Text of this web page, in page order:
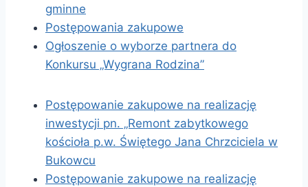
gminne
Postępowania zakupowe
Ogłoszenie o wyborze partnera do
Konkursu „Wygrana Rodzina”
Postępowanie zakupowe na realizację
inwestycji pn. „Remont zabytkowego
kościoła p.w. Świętego Jana Chrzciciela w
Bukowcu
Postępowanie zakupowe na realizację